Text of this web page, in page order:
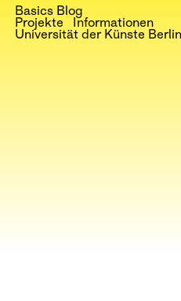
Basics Blog
Projekte
Informationen
Universität der Künste Berlin